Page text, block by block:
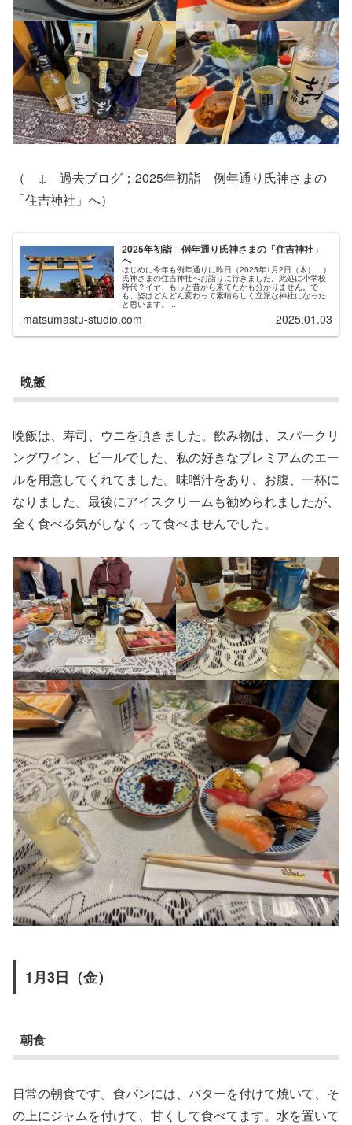
（ ↓ 過去ブログ；2025年初詣 例年通り氏神さまの
「住吉神社」へ）
2025年初詣 例年通り氏神さまの「住吉神社」
へ
はじめに今年も例年通りに昨日（2025年1月2日（木）、）
氏神さまの住吉神社へお詣りに行きました。此処に小学校
時代？イヤ、もっと昔から来てたかも分かりません。で
も、姿はどんどん変わって素晴らしく立派な神社になった
と思います。...
matsumastu-studio.com 2025.01.03
晩飯
晩飯は、寿司、ウニを頂きました。飲み物は、スパークリ
ングワイン、ビールでした。私の好きなプレミアムのエー
ルを用意してくれてました。味噌汁をあり、お腹、一杯に
なりました。最後にアイスクリームも勧められましたが、
全く食べる気がしなくって食べませんでした。
1月3日（金）
朝食
日常の朝食です。食パンには、バターを付けて焼いて、そ
の上にジャムを付けて、甘くして食べてます。水を置いて